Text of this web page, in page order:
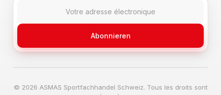
Abonnieren
© 2026 ASMAS Sportfachhandel Schweiz. Tous les droits sont